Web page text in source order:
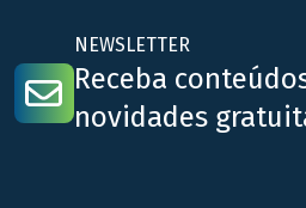
NEWSLETTER
Receba
novidades